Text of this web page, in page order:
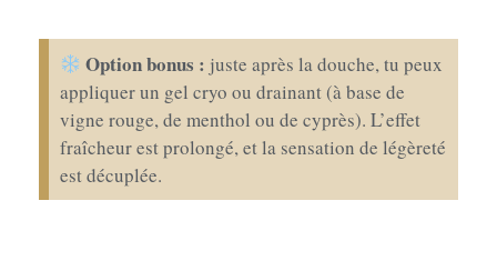
Option bonus : juste après la douche, tu peux
appliquer un gel cryo ou drainant (à base de
vigne rouge, de menthol ou de cyprès). L’effet
fraîcheur est prolongé, et la sensation de légèreté
est décuplée.